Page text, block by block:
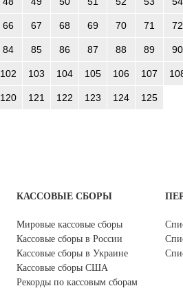
66 67 68 69 70 71 72
84 85 86 87 88 89 90
102 103 104 105 106 107
120 121 122 123 124 125
КАССОВЫЕ СБОРЫ
Мировые кассовые сборы
Кассовые сборы в России
Кассовые сборы в Украине
Кассовые сборы США
Рекорды по кассовым сборам